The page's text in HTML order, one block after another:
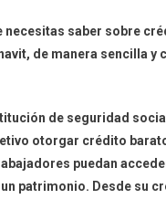
necesitas saber sobre
de manera sencilla y
de seguridad
otorgar crédito
puedan
patrimonio. Desde su